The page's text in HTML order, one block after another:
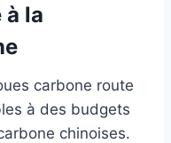
la
carbone route
à des budgets
chinoises.